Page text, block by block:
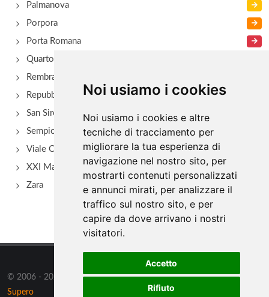
Noi usiamo i cookies
Noi usiamo i cookies e altre
tecniche di tracciamento per
migliorare la tua esperienza di
navigazione nel nostro sito, per
mostrarti contenuti personalizzati
e annunci mirati, per analizzare il
traffico sul nostro sito, e per
capire da dove arrivano i nostri
visitatori.
Accetto
Rifiuto
Palmanova
Porpora
Porta Romana
Quarto Oggiaro
Rembrant
Repubblica
San Siro - Via Novara
Sempione
Viale Certosa
XXI Marzo
Zara
© 2006 - 2026 Supero Ltd, Malta tutti i diritti riservati. Powered by
Supero